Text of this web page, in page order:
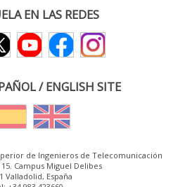
EN LAS REDES
/ ENGLISH SITE
de Ingenieros de Telecomunicación
Campus Miguel Delibes
Valladolid, España